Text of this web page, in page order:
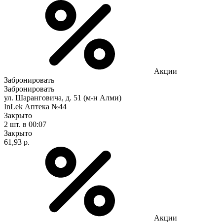
Акции
Забронировать
Забронировать
ул. Шаранговича, д. 51 (м-н Алми)
InLek Аптека №44
Закрыто
2 шт. в 00:07
Закрыто
61,93 р.
Акции